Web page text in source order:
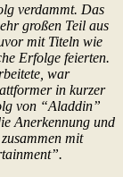
verdammt. Das
großen Teil aus
mit Titeln wie
Erfolge feierten.
war
in kurzer
von “Aladdin”
Anerkennung und
mit